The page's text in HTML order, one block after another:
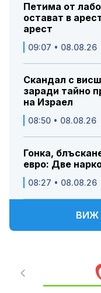
Петима от
остават в
арест
09:07 • 08.08.26
Скандал с
заради тайно
на Израел
08:50 • 08.08.26
Гонка,
евро: Две
08:27 • 08.08.26
ВИЖ